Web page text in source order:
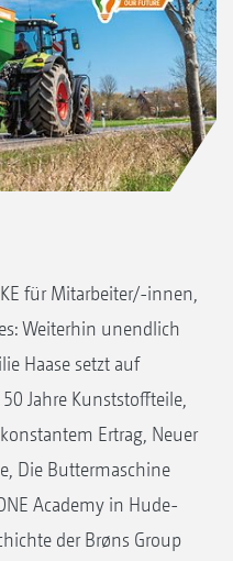
für Mitarbeiter/-innen,
Weiterhin unendlich
Haase setzt auf
Jahre Kunststoffteile,
Ertrag, Neuer
Die Buttermaschine
Academy in Hude-
der Brøns Group